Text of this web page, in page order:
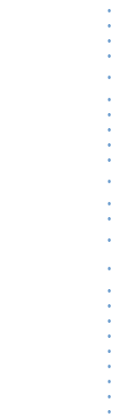
•
•
•
•
•
•
•
•
•
•
•
•
•
•
•
•
•
•
•
•
•
•
•
•